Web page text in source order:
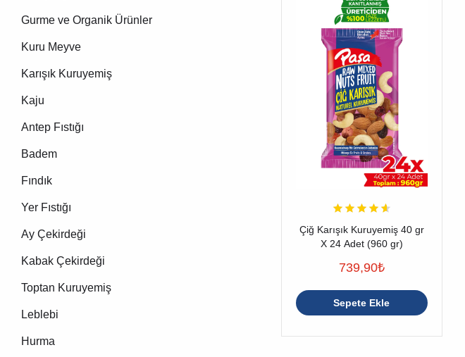
Çiğ Karışık Kuruyemiş 40 gr
X 24 Adet (960 gr)
739,90₺
Sepete Ekle
Gurme ve Organik Ürünler
Kuru Meyve
Karışık Kuruyemiş
Kaju
Antep Fıstığı
Badem
Fındık
Yer Fıstığı
Ay Çekirdeği
Kabak Çekirdeği
Toptan Kuruyemiş
Leblebi
Hurma